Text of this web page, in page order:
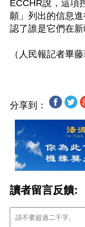
ECCHR說，這項
願」列出的信息
認了誰是它們在新
分享到：
讀者留言反饋: